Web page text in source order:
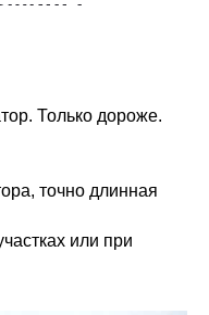
Только дороже.
точно длинная
или при